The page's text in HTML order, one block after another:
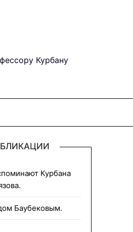
Курбану
Курбана
Баубековым.